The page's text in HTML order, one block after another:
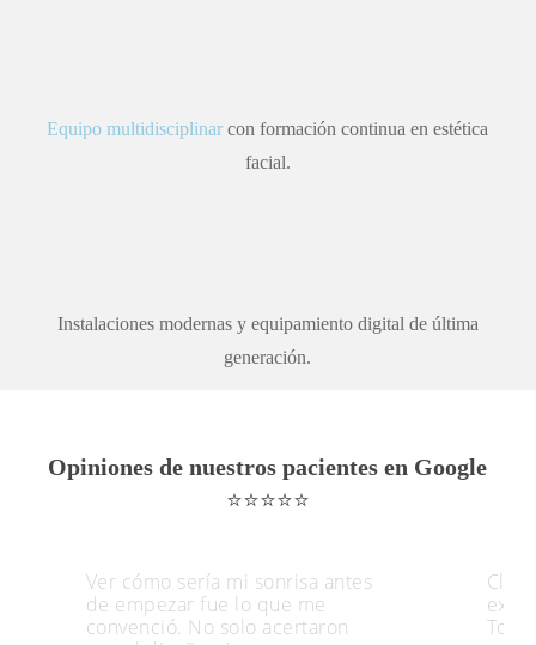
Equipo multidisciplinar con formación continua en estética
facial.
Instalaciones modernas y equipamiento digital de última
generación.
Opiniones de nuestros pacientes en Google
⭐⭐⭐⭐⭐
Ver cómo sería mi sonrisa antes
de empezar fue lo que me
convenció. No solo acertaron